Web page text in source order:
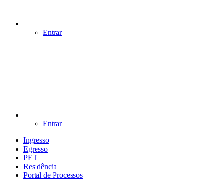
Entrar
Entrar
Ingresso
Egresso
PET
Residência
Portal de Processos